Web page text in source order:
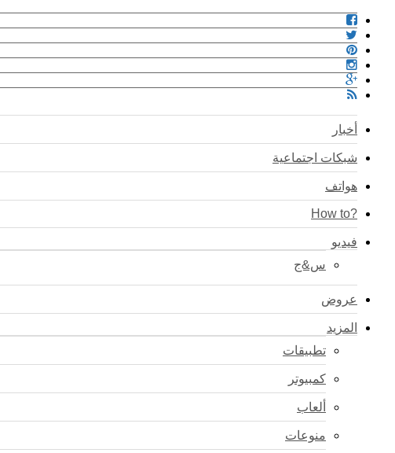
أخبار
شبكات اجتماعية
هواتف
?How to
فيديو
س&ج
عروض
المزيد
تطبيقات
كمبيوتر
ألعاب
منوعات